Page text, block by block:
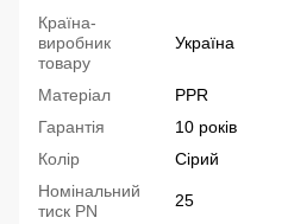
Країна-
виробник
товару
Україна
Матеріал
PPR
Гарантія
10 років
Колір
Сірий
Номінальний
тиск PN
25